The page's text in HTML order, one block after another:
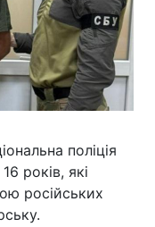
поліція
років, які
російських